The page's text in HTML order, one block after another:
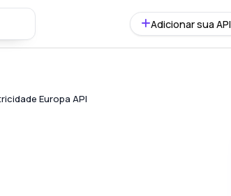
Adicionar sua API
Europa API